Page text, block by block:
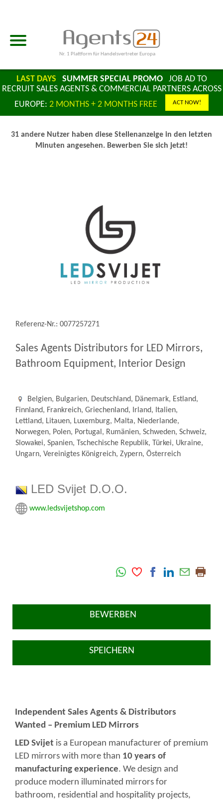
Nr. 1 Plattform für Handelsvertreter Europa
LAST DAYS SUMMER SPECIAL PROMOJOB AD TO
RECRUIT SALES AGENTS & COMMERCIAL PARTNERS ACROSS
EUROPE: 2 MONTHS + 2 MONTHS FREE ACT NOW!
31 andere Nutzer haben diese Stellenanzeige in den letzten
Minuten angesehen. Bewerben Sie sich jetzt!
Referenz-Nr.: 0077257271
Sales Agents Distributors for LED Mirrors,
Bathroom Equipment, Interior Design
Belgien, Bulgarien, Deutschland, Dänemark, Estland,
Finnland, Frankreich, Griechenland, Irland, Italien,
Lettland, Litauen, Luxemburg, Malta, Niederlande,
Norwegen, Polen, Portugal, Rumänien, Schweden, Schweiz,
Slowakei, Spanien, Tschechische Republik, Türkei, Ukraine,
Ungarn, Vereinigtes Königreich, Zypern, Österreich
LED Svijet D.O.O.
www.ledsvijetshop.com
BEWERBEN
SPEICHERN
Independent Sales Agents & Distributors
Wanted – Premium LED Mirrors
LED Svijet is a European manufacturer of premium
LED mirrors with more than 10 years of
manufacturing experience. We design and
produce modern illuminated mirrors for
bathroom, residential and hospitality projects,